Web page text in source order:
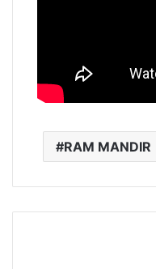
RAM MANDIR